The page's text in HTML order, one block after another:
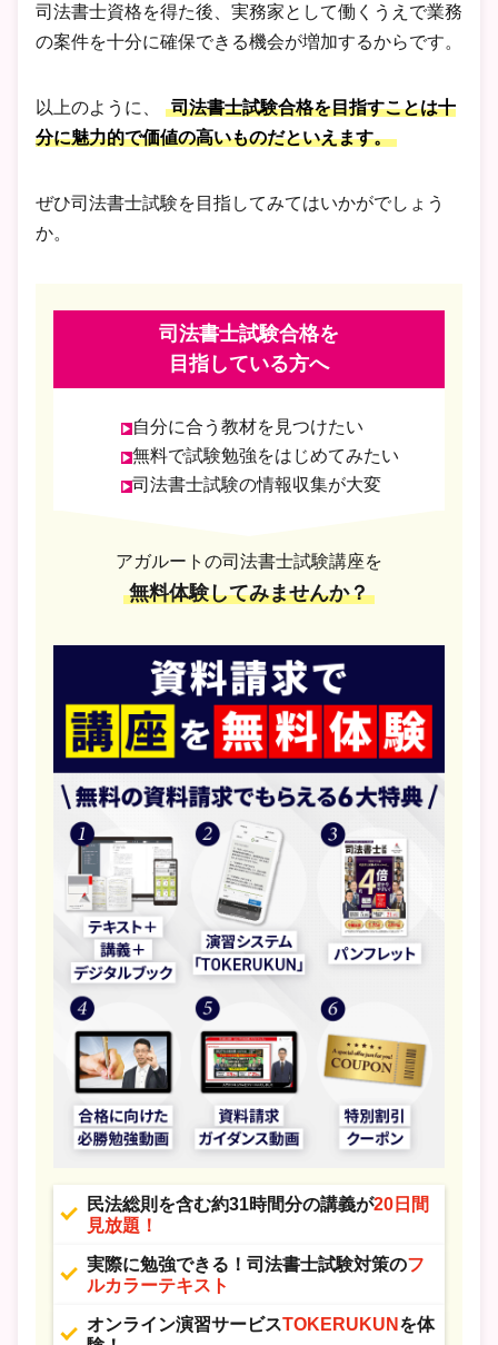
司法書士資格を得た後、実務家として働くうえで業務
の案件を十分に確保できる機会が増加するからです。
以上のように、
司法書士試験合格を目指すことは十
分に魅力的で価値の高いものだといえます。
ぜひ司法書士試験を目指してみてはいかがでしょう
か。
司法書士試験合格を
目指している方へ
自分に合う教材を見つけたい
無料で試験勉強をはじめてみたい
司法書士試験の情報収集が大変
アガルートの司法書士試験講座を
無料体験してみませんか？
民法総則を含む約31時間分の講義が20日間
見放題！
実際に勉強できる！司法書士試験対策のフ
ルカラーテキスト
オンライン演習サービスTOKERUKUN を体